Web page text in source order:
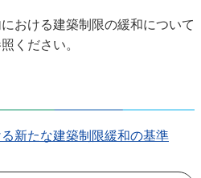
おける建築制限の緩和について
ください。
新たな建築制限緩和の基準